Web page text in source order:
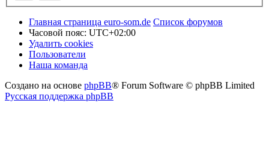
Главная страница euro-som.de Список форумов
Часовой пояс: UTC+02:00
Удалить cookies
Пользователи
Наша команда
Создано на основе phpBB® Forum Software © phpBB Limited
Русская поддержка phpBB